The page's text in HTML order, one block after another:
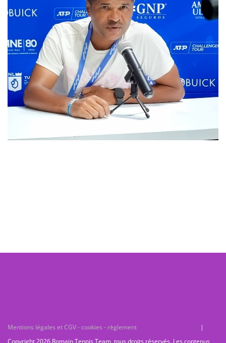
Mentions légales et CGV - cookies - règlement
|
Copyright 2026 Romain Tennis Team, tous droits réservés. Les contenus,